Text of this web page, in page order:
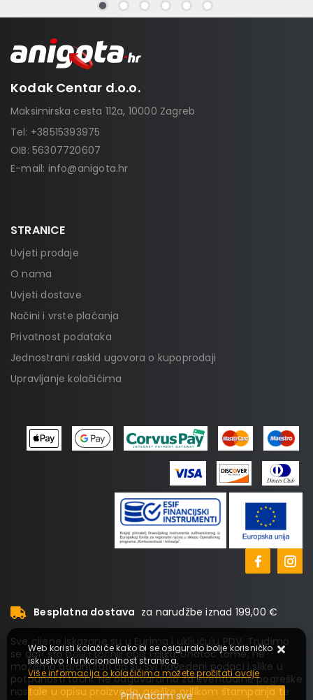
Kodak Centar d.o.o.
Maksimirska cesta 112a, 10000 Zagreb
Tel: +38515393975
OIB: 56307720607
E-mail: info@anigota.hr
STRANICE
Uvjeti prodaje
O nama
Uvjeti dostave
Načini i vrste plaćanja
Privatnost podataka
Jednostrani raskid ugovora o kupoprodaji
Upravljanje kolačićima
Besplatna dostava za narudžbe iznad 199,00 €
Sve cijene iskazane su u Eurima i uključuju PDV. Trudimo
se dati što bolji i točniji opis i sliku. Unatoč tome, ne
možemo garantirati da su svi navedeni podaci i slike u
potpunosti točni. Ne odgovaramo za eventualne pogreške
nastale u opisu proizvoda, greške prilikom štampanja te
Web koristi kolačiće kako bi se osiguralo bolje korisničko
iskustvo i funkcionalnost stranica.
Više informacija o kolačićima možete pročitati ovdje
Prihvaćam sve